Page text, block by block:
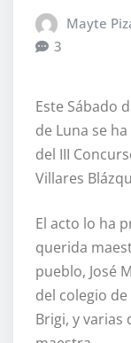
Mayte
3
Este Sábado
de Luna se
del III
Villares
El acto lo ha
querida
pueblo, José
del colegio
Brigi, y varias